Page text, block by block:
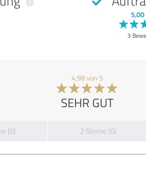
5,00
3
4,98 von 5
SEHR GUT
(0) 2 Sterne (0)